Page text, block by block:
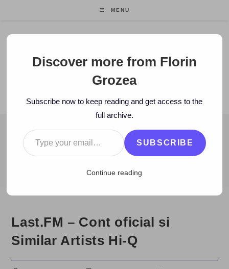
MENU
Florin Grozea
ENTREPRENEUR. FOUNDER/CEO MOCAPP.
BLOG
2010 > June > 21 > www > Last.FM – Cont oficial si Similar
Last.FM – Cont oficial si
Similar Artists Hi-Q
Discover more from Florin
Grozea
Subscribe now to keep reading and get access to the
full archive.
Type your email…
SUBSCRIBE
Continue reading